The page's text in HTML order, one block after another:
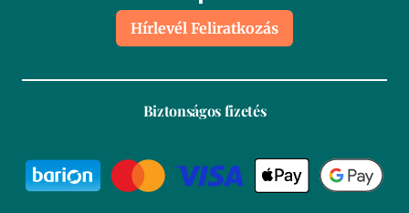
Hírlevél Feliratkozás
Biztonságos fizetés